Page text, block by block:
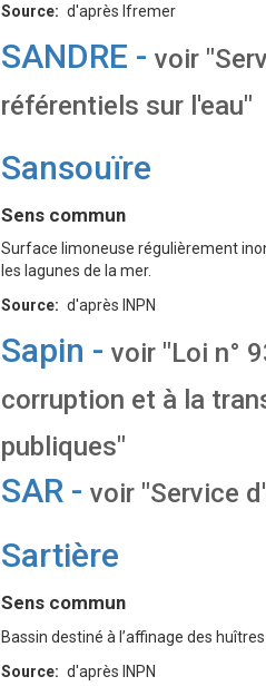
Source
d'après Ifremer
SANDRE - voir
référentiels sur l'eau"
Sansouïre
Définition
Sens commun
Surface limoneuse régulièrement
les lagunes de la mer.
Source
d'après INPN
Sapin - voir "Loi n°
corruption et à la
publiques"
SAR - voir "Service
Sartière
Définition
Sens commun
Bassin destiné à l’affinage des
Source
d'après INPN